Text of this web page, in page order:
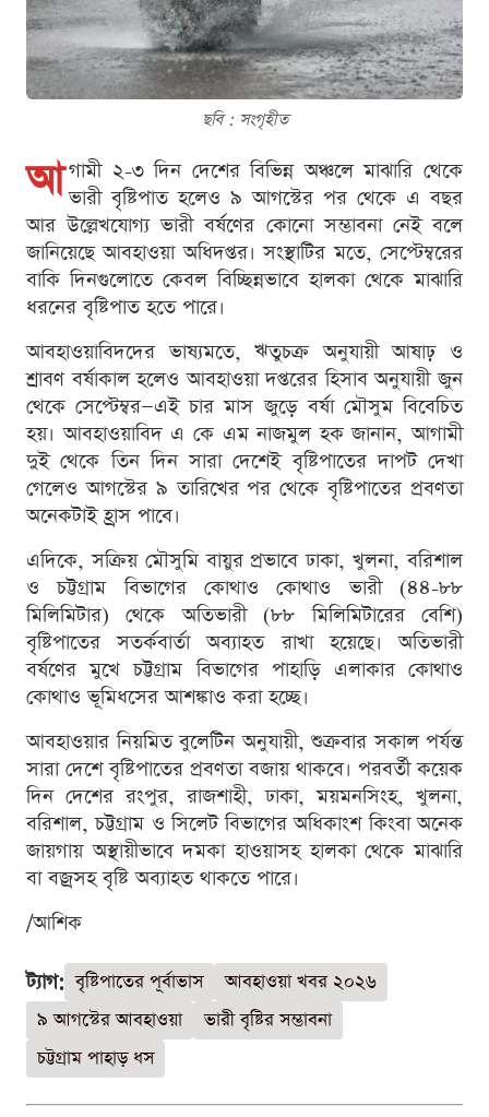
ছবি : সংগৃহীত
আ গামী ২-৩ দিন দেশের বিভিন্ন অঞ্চলে মাঝারি থেকে
ভারী বৃষ্টিপাত হলেও ৯ আগস্টের পর থেকে এ বছর
আর উল্লেখযোগ্য ভারী বর্ষণের কোনো সম্ভাবনা নেই বলে
জানিয়েছে আবহাওয়া অধিদপ্তর। সংস্থাটির মতে, সেপ্টেম্বরের
বাকি দিনগুলোতে কেবল বিচ্ছিন্নভাবে হালকা থেকে মাঝারি
ধরনের বৃষ্টিপাত হতে পারে।
আবহাওয়াবিদদের ভাষ্যমতে, ঋতুচক্র অনুযায়ী আষাঢ় ও
শ্রাবণ বর্ষাকাল হলেও আবহাওয়া দপ্তরের হিসাব অনুযায়ী জুন
থেকে সেপ্টেম্বর—এই চার মাস জুড়ে বর্ষা মৌসুম বিবেচিত
হয়। আবহাওয়াবিদ এ কে এম নাজমুল হক জানান, আগামী
দুই থেকে তিন দিন সারা দেশেই বৃষ্টিপাতের দাপট দেখা
গেলেও আগস্টের ৯ তারিখের পর থেকে বৃষ্টিপাতের প্রবণতা
অনেকটাই হ্রাস পাবে।
এদিকে, সক্রিয় মৌসুমি বায়ুর প্রভাবে ঢাকা, খুলনা, বরিশাল
ও চট্টগ্রাম বিভাগের কোথাও কোথাও ভারী (৪৪-৮৮
মিলিমিটার) থেকে অতিভারী (৮৮ মিলিমিটারের বেশি)
বৃষ্টিপাতের সতর্কবার্তা অব্যাহত রাখা হয়েছে। অতিভারী
বর্ষণের মুখে চট্টগ্রাম বিভাগের পাহাড়ি এলাকার কোথাও
কোথাও ভূমিধসের আশঙ্কাও করা হচ্ছে।
আবহাওয়ার নিয়মিত বুলেটিন অনুযায়ী, শুক্রবার সকাল পর্যন্ত
সারা দেশে বৃষ্টিপাতের প্রবণতা বজায় থাকবে। পরবর্তী কয়েক
দিন দেশের রংপুর, রাজশাহী, ঢাকা, ময়মনসিংহ, খুলনা,
বরিশাল, চট্টগ্রাম ও সিলেট বিভাগের অধিকাংশ কিংবা অনেক
জায়গায় অস্থায়ীভাবে দমকা হাওয়াসহ হালকা থেকে মাঝারি
বা বজ্রসহ বৃষ্টি অব্যাহত থাকতে পারে।
/আশিক
ট্যাগ: বৃষ্টিপাতের পূর্বাভাস
আবহাওয়া খবর ২০২৬
৯ আগস্টের আবহাওয়া
ভারী বৃষ্টির সম্ভাবনা
চট্টগ্রাম পাহাড় ধস